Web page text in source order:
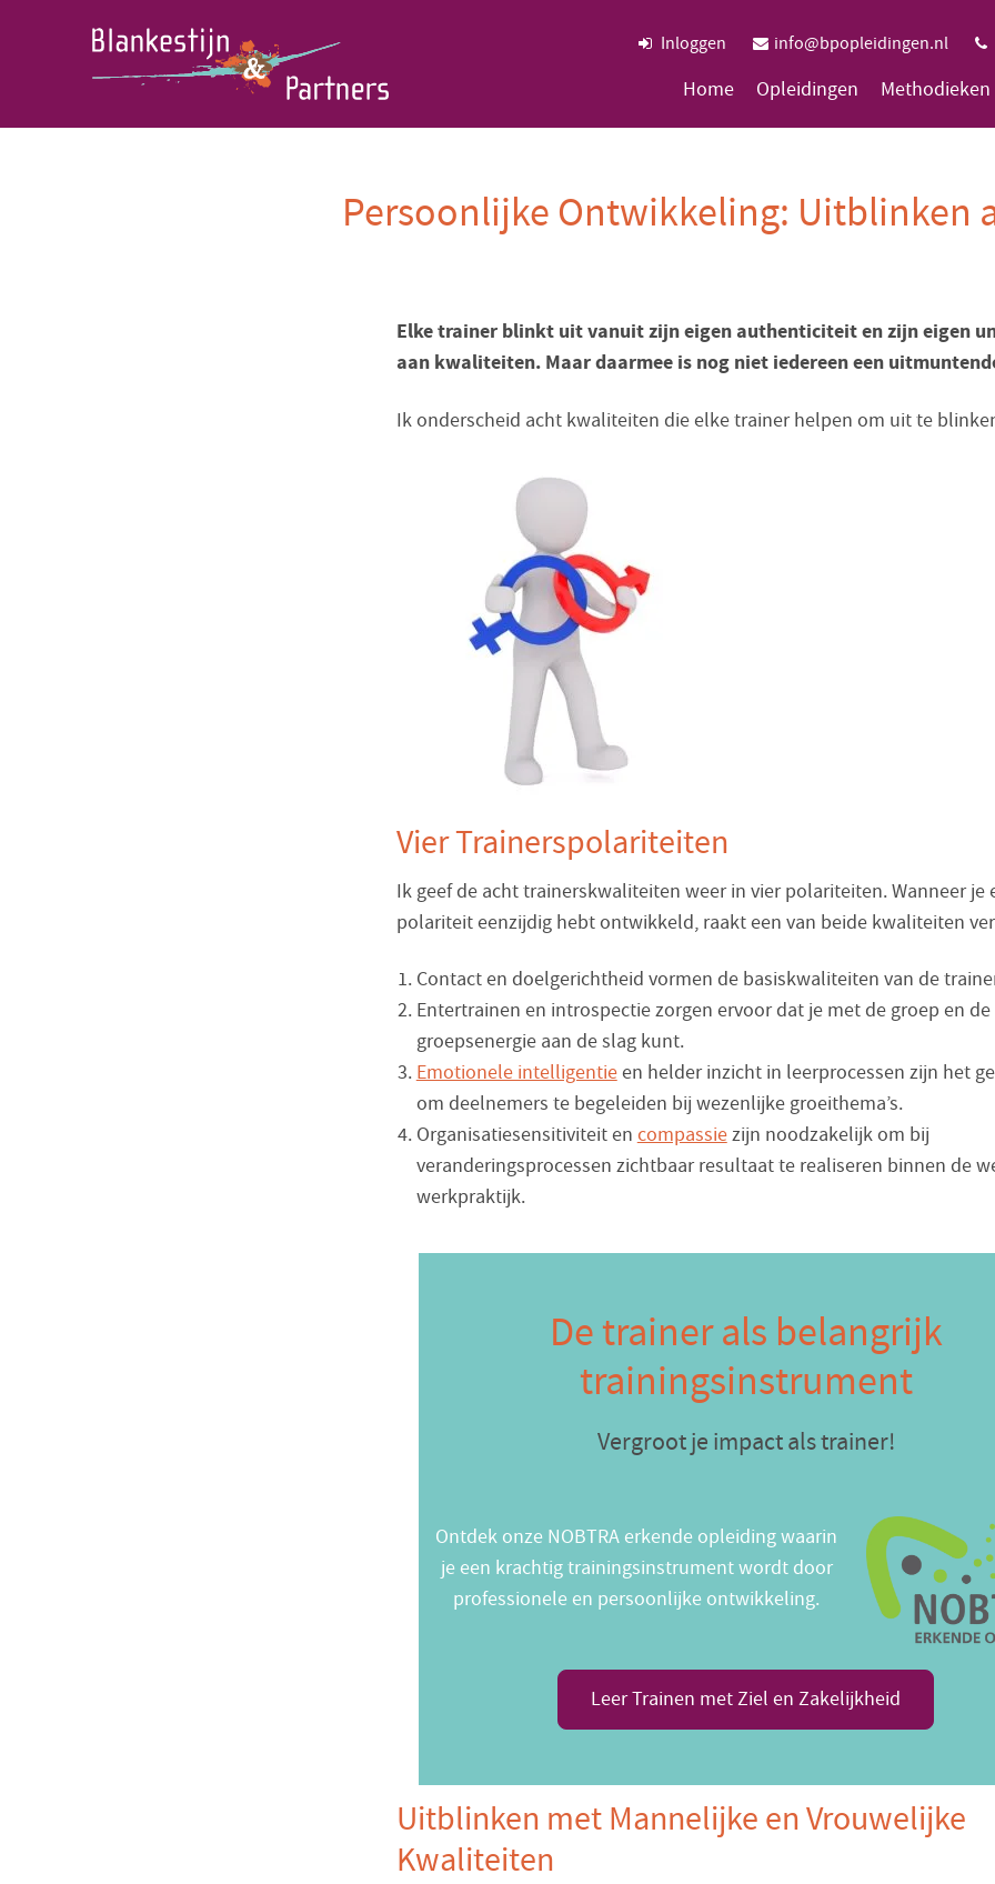
Inloggen info@bpopleidingen.nl
Home Opleidingen Methodieken
Persoonlijke Ontwikkeling: Uitblinken
Elke trainer blinkt uit vanuit zijn eigen authenticiteit en zijn eigen
aan kwaliteiten. Maar daarmee is nog niet iedereen een
Ik onderscheid acht kwaliteiten die elke trainer helpen om uit te
Vier Trainerspolariteiten
Ik geef de acht trainerskwaliteiten weer in vier polariteiten. Wanneer je
polariteit eenzijdig hebt ontwikkeld, raakt een van beide kwaliteiten
Contact en doelgerichtheid vormen de basiskwaliteiten van de
Entertrainen en introspectie zorgen ervoor dat je met de groep en de
groepsenergie aan de slag kunt.
Emotionele intelligentieen helder inzicht in leerprocessen zijn het
om deelnemers te begeleiden bij wezenlijke groeithema’s.
Organisatiesensitiviteit en compassiezijn noodzakelijk om bij
veranderingsprocessen zichtbaar resultaat te realiseren binnen de
werkpraktijk.
De trainer als belangrijk
trainingsinstrument
Vergroot je impact als trainer!
Ontdek onze NOBTRA erkende opleiding waarin
je een krachtig trainingsinstrument wordt door
professionele en persoonlijke ontwikkeling.
Leer Trainen met Ziel en Zakelijkheid
Uitblinken met Mannelijke en Vrouwelijke
Kwaliteiten